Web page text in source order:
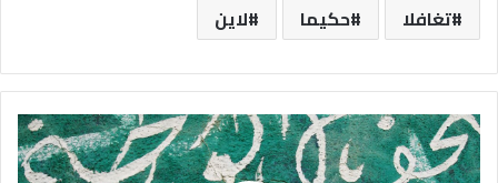
تغافلا
حكيما لاين